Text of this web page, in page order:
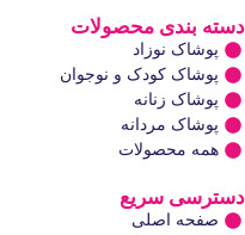
دسته بندی محصولات
پوشاک نوزاد
پوشاک کودک و نوجوان
پوشاک زنانه
پوشاک مردانه
همه محصولات
دسترسی سریع
صفحه اصلی